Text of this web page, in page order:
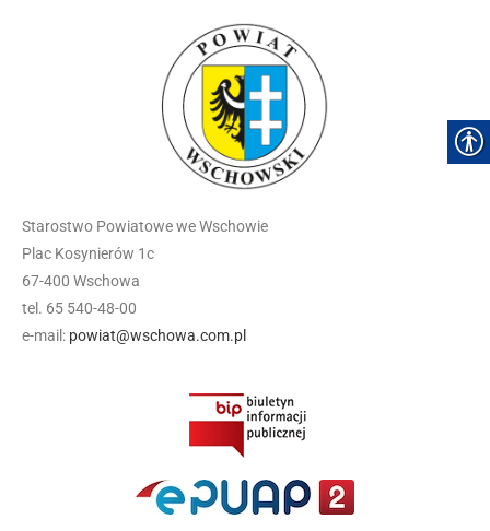
Starostwo Powiatowe we Wschowie
Plac Kosynierów 1c
67-400 Wschowa
tel. 65 540-48-00
e-mail: powiat@wschowa.com.pl